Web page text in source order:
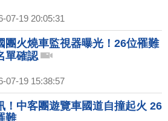
07-19 20:05:31
團火燒車監視器曝光！26位罹難
單確認
07-19 15:38:57
！中客團遊覽車國道自撞起火 26
難